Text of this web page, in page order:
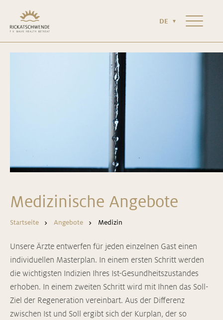
DE
Medizinische Angebote
Startseite Angebote Medizin
Unsere Ärzte entwerfen für jeden einzelnen Gast einen
individuellen Masterplan. In einem ersten Schritt werden
die wichtigsten Indizien Ihres Ist-Gesundheitszustandes
erhoben. In einem zweiten Schritt wird mit Ihnen das Soll-
Ziel der Regeneration vereinbart. Aus der Differenz
zwischen Ist und Soll ergibt sich der Kurplan, der so